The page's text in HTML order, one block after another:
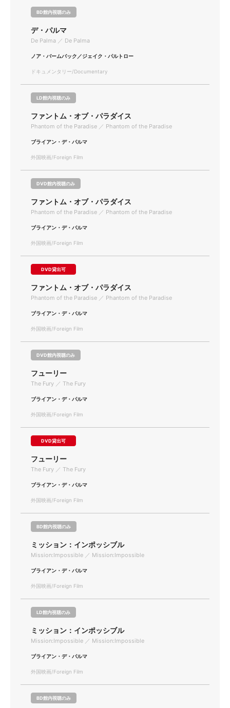
BD館内視聴のみ
デ・パルマ
De Palma ／ De Palma
ノア・バームバック／ジェイク・パルトロー
ドキュメンタリー/Documentary
LD館内視聴のみ
ファントム・オブ・パラダイス
Phantom of the Paradise ／ Phantom of the Paradise
ブライアン・デ・パルマ
外国映画/Foreign Film
DVD館内視聴のみ
ファントム・オブ・パラダイス
Phantom of the Paradise ／ Phantom of the Paradise
ブライアン・デ・パルマ
外国映画/Foreign Film
DVD貸出可
ファントム・オブ・パラダイス
Phantom of the Paradise ／ Phantom of the Paradise
ブライアン・デ・パルマ
外国映画/Foreign Film
DVD館内視聴のみ
フューリー
The Fury ／ The Fury
ブライアン・デ・パルマ
外国映画/Foreign Film
DVD貸出可
フューリー
The Fury ／ The Fury
ブライアン・デ・パルマ
外国映画/Foreign Film
BD館内視聴のみ
ミッション：インポッシブル
Mission:Impossible ／ Mission:Impossible
ブライアン・デ・パルマ
外国映画/Foreign Film
LD館内視聴のみ
ミッション：インポッシブル
Mission:Impossible ／ Mission:Impossible
ブライアン・デ・パルマ
外国映画/Foreign Film
BD館内視聴のみ